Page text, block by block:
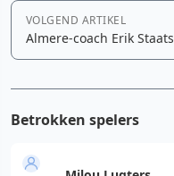
VOLGEND ARTIKEL
Almere-coach Erik
Betrokken spelers